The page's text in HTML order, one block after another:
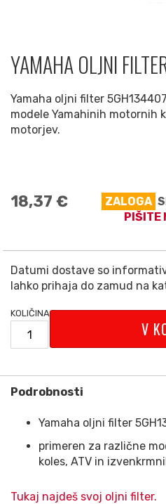
YAMAHA OLJNI
Yamaha oljni filter
modele Yamahinih motornih
motorjev.
18,37 € ZALOGA
PIŠITE
Datumi dostave so
lahko prihaja do zamud na
KOLIČINA
V
Preskoči
na
galerije
slik
Podrobnosti
Yamaha oljni filter
primeren za različne
koles, ATV in
Tukaj najdeš svoj oljni filter.